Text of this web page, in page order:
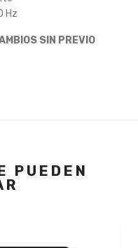
Hz
SIN PREVIO
PUEDEN